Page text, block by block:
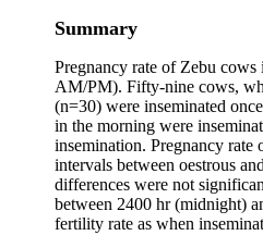
Summary
Pregnancy rate of Zebu
AM/PM). Fifty-nine cows,
(n=30) were inseminated
in the morning were
insemination. Pregnancy
intervals between oestrous
differences were not
between 2400 hr (midnight)
fertility rate as when